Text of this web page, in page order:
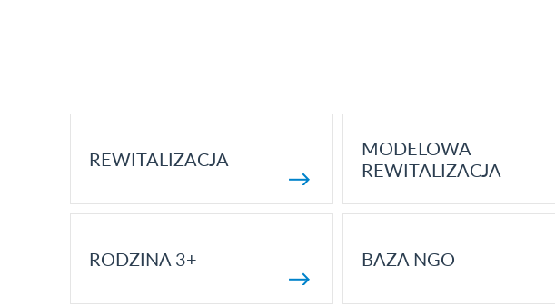
REWITALIZACJA
MODELOWA
REWITALIZACJA
RODZINA 3+ BAZA NGO